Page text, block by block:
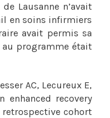
Lausanne n’avait
en soins infirmiers
avait permis sa
programme était
AC, Lecureux E,
enhanced recovery
cohort